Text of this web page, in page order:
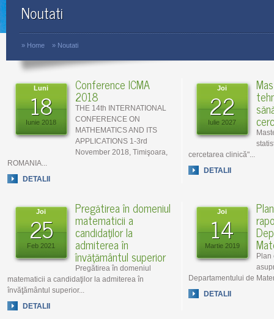
Noutati
» Home » Noutati
Luni
18
Iunie 2018
Conference ICMA
2018
THE 14th INTERNATIONAL
CONFERENCE ON
MATHEMATICS AND ITS
APPLICATIONS 1-3rd
November 2018, Timişoara,
ROMANIA...
DETALII
Joi
22
Iulie 2027
cercetarea clinică"...
DETALII
Joi
25
Feb 2021
Pregătirea în domeniul
matematicii a
candidaţilor la
admiterea în
învăţământul superior
Pregătirea în domeniul
matematicii a candidaţilor la admiterea în
învăţământul superior...
DETALII
Joi
14
Martie 2019
Plan
Departamentului de
DETALII